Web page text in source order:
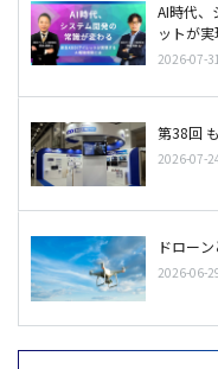
AI時代、
ットが
2026-07-
第38回
2026-07-
ドロー
2026-06-